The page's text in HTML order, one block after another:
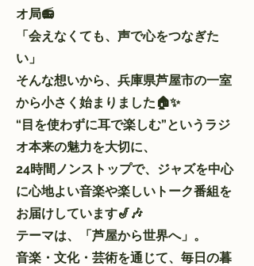
オ局📻
「会えなくても、声で心をつなぎた
い」
そんな想いから、兵庫県芦屋市の一室
から小さく始まりました🏠✨
“目を使わずに耳で楽しむ”というラジ
オ本来の魅力を大切に、
24時間ノンストップで、ジャズを中心
に心地よい音楽や楽しいトーク番組を
お届けしています🎷🎶
テーマは、「芦屋から世界へ」。
音楽・文化・芸術を通じて、毎日の暮